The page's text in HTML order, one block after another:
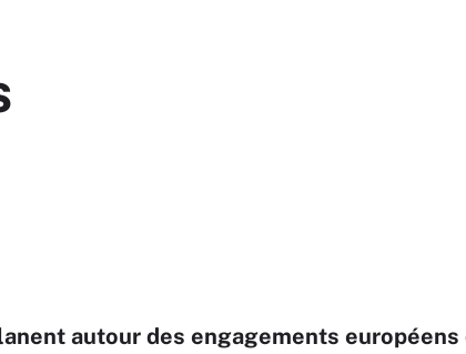
autour des engagements